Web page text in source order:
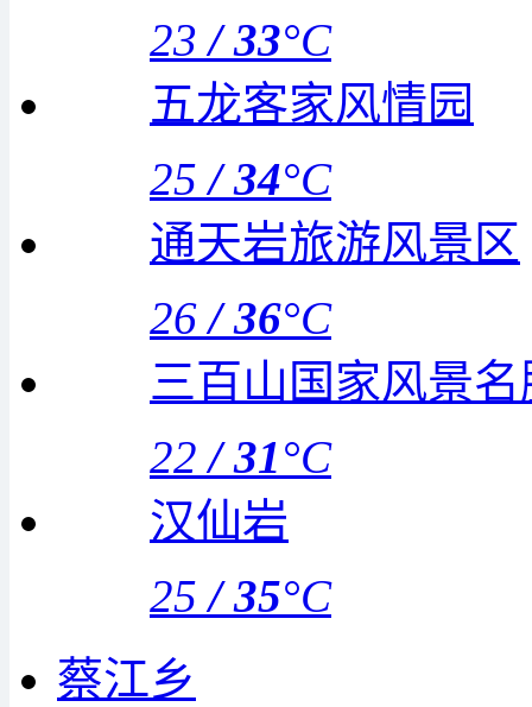
23 /33°C
五龙客家风情园
25 /34°C
通天岩旅游风景区
26 /36°C
三百山国家风景名
22 /31°C
汉仙岩
25 /35°C
蔡江乡